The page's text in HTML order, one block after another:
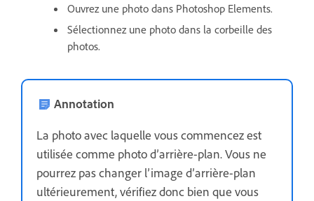
Ouvrez une photo dans Photoshop Elements.
Sélectionnez une photo dans la corbeille des
photos.
Annotation
La photo avec laquelle vous commencez est
utilisée comme photo d’arrière-plan. Vous ne
pourrez pas changer l’image d’arrière-plan
ultérieurement, vérifiez donc bien que vous